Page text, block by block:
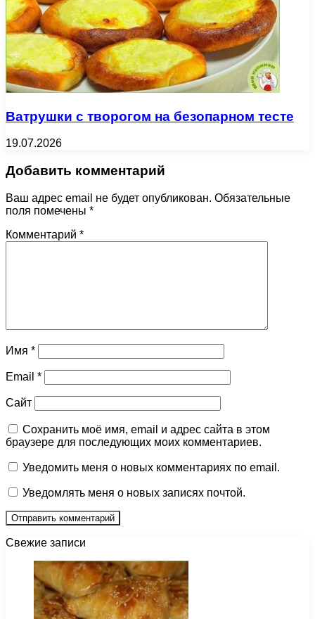
Ватрушки с творогом на безопарном тесте
19.07.2026
Добавить комментарий
Ваш адрес email не будет опубликован. Обязательные
поля помечены *
Комментарий *
Имя *
Email *
Сайт
Сохранить моё имя, email и адрес сайта в этом
браузере для последующих моих комментариев.
Уведомить меня о новых комментариях по email.
Уведомлять меня о новых записях почтой.
Свежие записи